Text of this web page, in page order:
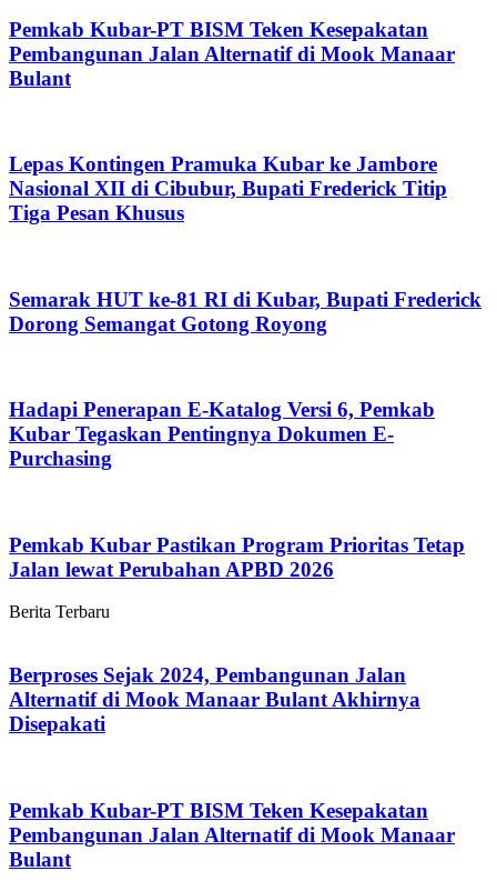
Pemkab Kubar-PT BISM Teken Kesepakatan
Pembangunan Jalan Alternatif di Mook Manaar
Bulant
Lepas Kontingen Pramuka Kubar ke Jambore
Nasional XII di Cibubur, Bupati Frederick Titip
Tiga Pesan Khusus
Semarak HUT ke-81 RI di Kubar, Bupati Frederick
Dorong Semangat Gotong Royong
Hadapi Penerapan E-Katalog Versi 6, Pemkab
Kubar Tegaskan Pentingnya Dokumen E-
Purchasing
Pemkab Kubar Pastikan Program Prioritas Tetap
Jalan lewat Perubahan APBD 2026
Berita Terbaru
Berproses Sejak 2024, Pembangunan Jalan
Alternatif di Mook Manaar Bulant Akhirnya
Disepakati
Pemkab Kubar-PT BISM Teken Kesepakatan
Pembangunan Jalan Alternatif di Mook Manaar
Bulant